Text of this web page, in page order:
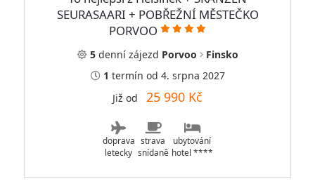
SEURASAARI + POBŘEŽNÍ MĚSTEČKO
PORVOO
5dennízájezd Porvoo
Finsko
1 termín od 4. srpna 2027
Již od 25 990 Kč
doprava
letecky
strava
snídaně
ubytování
hotel ****